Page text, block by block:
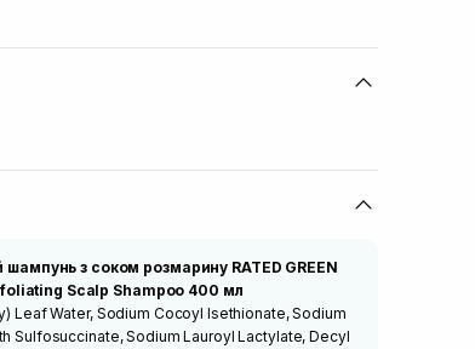
з соком розмарину RATED GREEN
Scalp Shampoo 400 мл
Leaf Water, Sodium Cocoyl Isethionate, Sodium
Sulfosuccinate, Sodium Lauroyl Lactylate, Decyl